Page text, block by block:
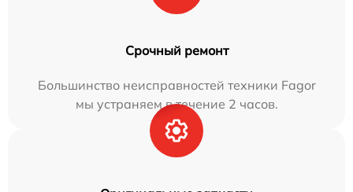
Срочный ремонт
Большинство неисправностей техники Fagor
мы устраняем в течение 2 часов.